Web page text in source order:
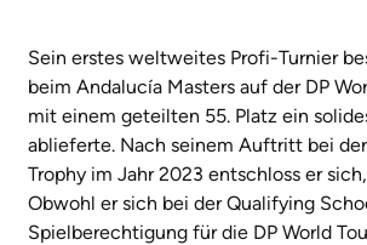
Sein erstes weltweites Profi-Turnier
beim Andalucía Masters auf der DP
mit einem geteilten 55. Platz ein
ablieferte. Nach seinem Auftritt bei
Trophy im Jahr 2023 entschloss er
Obwohl er sich bei der Qualifying
Spielberechtigung für die DP World